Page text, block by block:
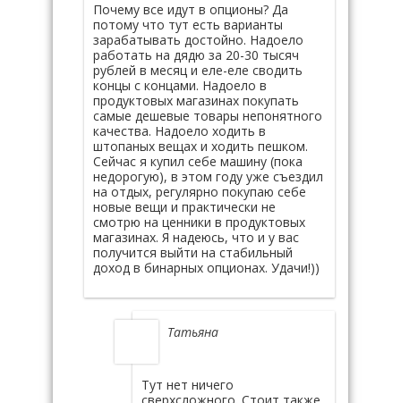
Почему все идут в опционы? Да
потому что тут есть варианты
зарабатывать достойно. Надоело
работать на дядю за 20-30 тысяч
рублей в месяц и еле-еле сводить
концы с концами. Надоело в
продуктовых магазинах покупать
самые дешевые товары непонятного
качества. Надоело ходить в
штопаных вещах и ходить пешком.
Сейчас я купил себе машину (пока
недорогую), в этом году уже съездил
на отдых, регулярно покупаю себе
новые вещи и практически не
смотрю на ценники в продуктовых
магазинах. Я надеюсь, что и у вас
получится выйти на стабильный
доход в бинарных опционах. Удачи!))
Татьяна
Тут нет ничего